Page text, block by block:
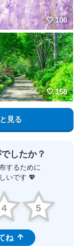
106
158
見る
したか？
するために
いです 💖
4 5
ね